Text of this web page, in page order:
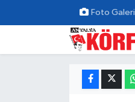
Foto Galeri
Gündem
Nöbetçi Eczaneler
Hava Durumu